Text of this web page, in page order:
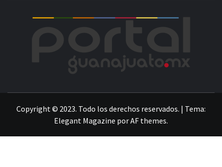
Copyright © 2023. Todo los derechos reservados. | Tema:
Elegant Magazine porAF themes.